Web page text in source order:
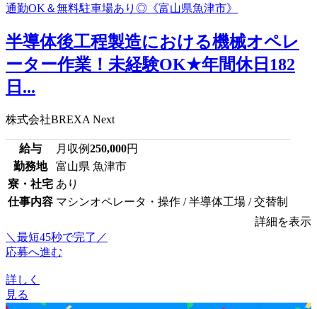
半導体後工程製造における機械オペレ
ーター作業！未経験OK★年間休日182
日...
株式会社BREXA Next
給与 月収例250,000円
勤務地
富山県 魚津市
寮・社宅 あり
仕事内容 マシンオペレータ・操作 / 半導体工場 / 交替制
詳細を表示
＼最短45秒で完了／
応募へ進む
詳しく
見る